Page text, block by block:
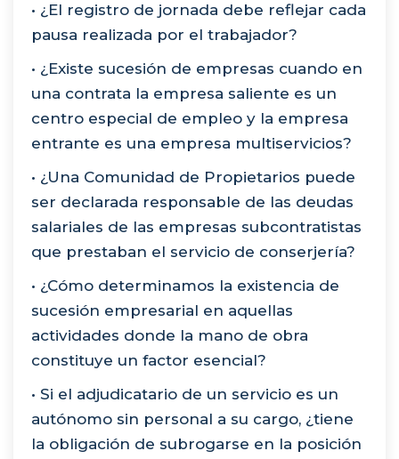
• ¿El registro de jornada debe reflejar cada
pausa realizada por el trabajador?
• ¿Existe sucesión de empresas cuando en
una contrata la empresa saliente es un
centro especial de empleo y la empresa
entrante es una empresa multiservicios?
• ¿Una Comunidad de Propietarios puede
ser declarada responsable de las deudas
salariales de las empresas subcontratistas
que prestaban el servicio de conserjería?
• ¿Cómo determinamos la existencia de
sucesión empresarial en aquellas
actividades donde la mano de obra
constituye un factor esencial?
• Si el adjudicatario de un servicio es un
autónomo sin personal a su cargo, ¿tiene
la obligación de subrogarse en la posición